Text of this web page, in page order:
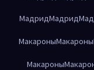
МадридМадрид
МакароныМакароны
Макароны